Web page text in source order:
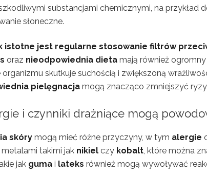
substancjami chemicznymi, na przykład
słoneczne.
istotne jest regularne stosowanie filtrów
oraz nieodpowiednia dieta mają również
skutkuje suchością i zwiększoną
pielęgnacja mogą znacząco zmniejszyć
i czynniki drażniące mogą
skóry mogą mieć różne przyczyny, w tym alergie
takimi jak nikiel czy kobalt, które można
jak guma i lateks również mogą wywoływać